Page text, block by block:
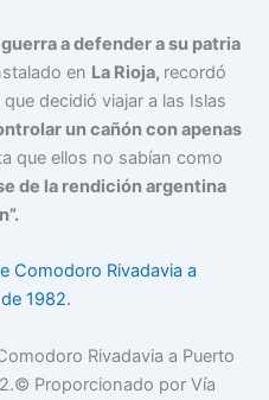
a defender a su patria
en La Rioja, recordó
decidió viajar a las Islas
un cañón con apenas
que ellos no sabían como
de la rendición argentina
Rivadavia a Puerto
© Proporcionado por Vía